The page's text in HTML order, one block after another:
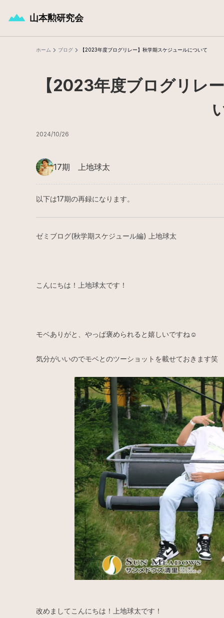
山本勲研究会
ホーム ブログ 【2023年度ブログリレー】秋学期スケジュールについて
【2023年度ブログリレ
2024/10/26
17期 上地球太
以下は17期の再録になります。
ゼミブログ(秋学期スケジュール編) 上地球太
こんにちは！上地球太です！
モベありがと、やっぱ褒められると嬉しいですね☺️
気分がいいのでモベとのツーショットを載せておきます笑
改めましてこんにちは！上地球太です！